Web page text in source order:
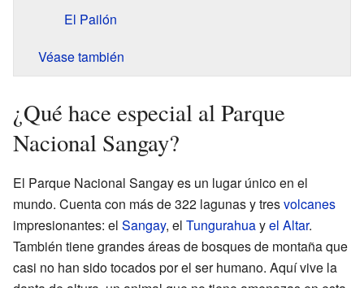
El Pailón
Véase también
¿Qué hace especial al Parque
Nacional Sangay?
El Parque Nacional Sangay es un lugar único en el
mundo. Cuenta con más de 322 lagunas y tresvolcanes
impresionantes: el Sangay, el Tungurahuayel Altar.
También tiene grandes áreas de bosques de montaña que
casi no han sido tocados por el ser humano. Aquí vive la